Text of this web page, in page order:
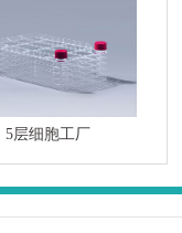
5层细胞工厂